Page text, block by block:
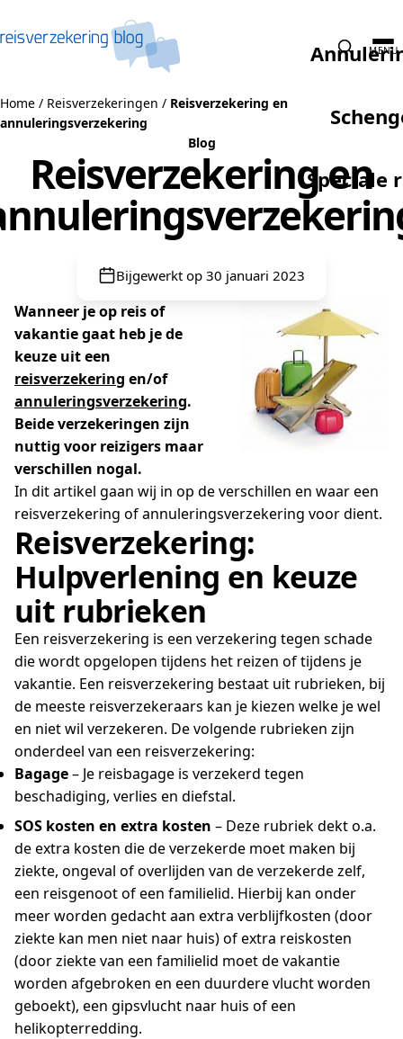
Speciale
MENU
Home / Reisverzekeringen / Reisverzekering en
annuleringsverzekering
Blog
Reisverzekering en
Bijgewerkt op 30 januari 2023
Wanneer je op reis of
vakantie gaat heb je de
keuze uit een
reisverzekering en/of
annuleringsverzekering.
Beide verzekeringen zijn
nuttig voor reizigers maar
verschillen nogal.
In dit artikel gaan wij in op de verschillen en waar een
reisverzekering of annuleringsverzekering voor dient.
Reisverzekering:
Hulpverlening en keuze
uit rubrieken
Een reisverzekering is een verzekering tegen schade
die wordt opgelopen tijdens het reizen of tijdens je
vakantie. Een reisverzekering bestaat uit rubrieken, bij
de meeste reisverzekeraars kan je kiezen welke je wel
en niet wil verzekeren. De volgende rubrieken zijn
onderdeel van een reisverzekering:
Bagage– Je reisbagage is verzekerd tegen
beschadiging, verlies en diefstal.
SOS kosten en extra kosten – Deze rubriek dekt o.a.
de extra kosten die de verzekerde moet maken bij
ziekte, ongeval of overlijden van de verzekerde zelf,
een reisgenoot of een familielid. Hierbij kan onder
meer worden gedacht aan extra verblijfkosten (door
ziekte kan men niet naar huis) of extra reiskosten
(door ziekte van een familielid moet de vakantie
worden afgebroken en een duurdere vlucht worden
geboekt), een gipsvlucht naar huis of een
helikopterredding.